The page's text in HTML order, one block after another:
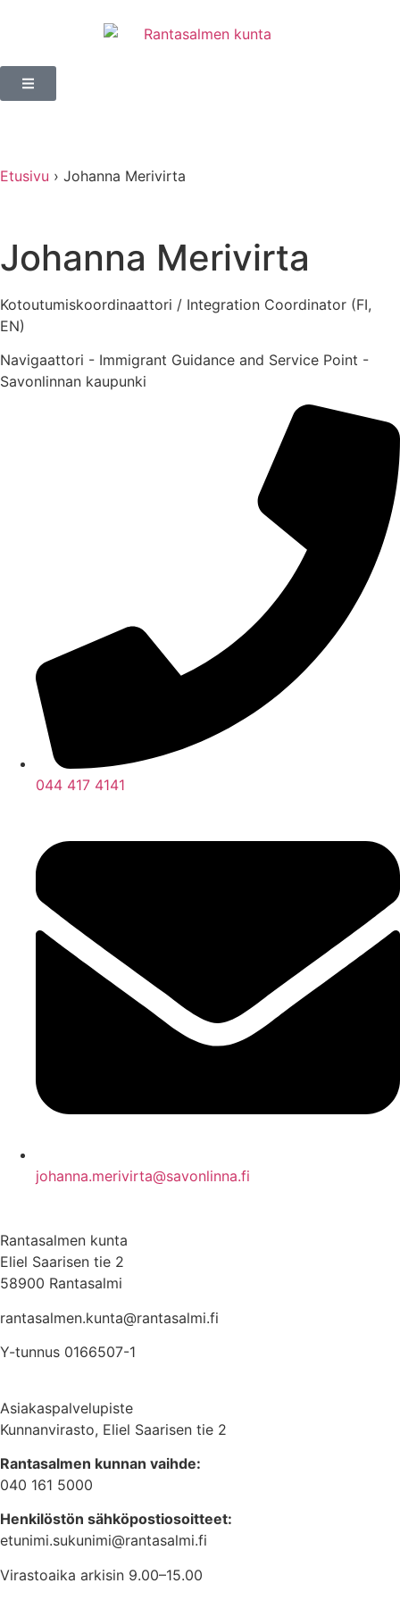
Etusivu › Johanna Merivirta
Johanna Merivirta
Kotoutumiskoordinaattori / Integration Coordinator (FI,
EN)
Navigaattori - Immigrant Guidance and Service Point -
Savonlinnan kaupunki
044 417 4141
johanna.merivirta@savonlinna.fi
Rantasalmen kunta
Eliel Saarisen tie 2
58900 Rantasalmi
rantasalmen.kunta@rantasalmi.fi
Y-tunnus 0166507-1
Asiakaspalvelupiste
Kunnanvirasto, Eliel Saarisen tie 2
Rantasalmen kunnan vaihde:
040 161 5000
Henkilöstön sähköpostiosoitteet:
etunimi.sukunimi@rantasalmi.fi
Virastoaika arkisin 9.00–15.00